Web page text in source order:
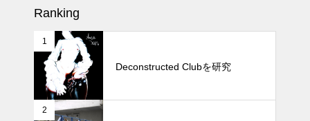
oyamaでメンテナンス 2026
Ranking
1
Deconstructed Clubを研究
2